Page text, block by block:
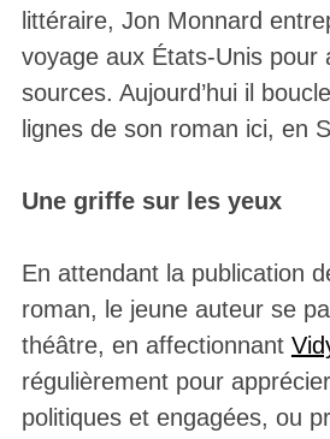
littéraire, Jon Monnard
voyage aux États-Unis pour
sources. Aujourd’hui il
lignes de son roman ici, en
Une griffe sur les yeux
En attendant la publication
roman, le jeune auteur se
théâtre, en affectionnant
régulièrement pour
politiques et engagées, ou